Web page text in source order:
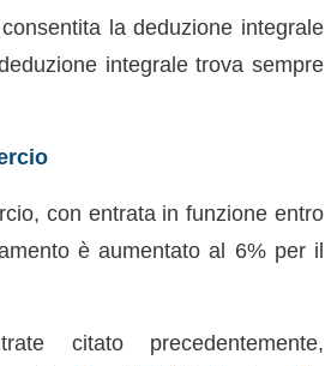
la deduzione integrale
integrale trova sempre
con entrata in funzione entro
è aumentato al 6% per il
citato precedentemente,